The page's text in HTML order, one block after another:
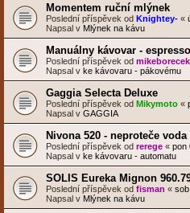
Momentem ruční mlýnek
Poslední příspěvek od Knightey- «
Napsal v Mlýnek na kávu
Manuálny kávovar - espresso
Poslední příspěvek od mikeborecek
Napsal v ke kávovaru - pákovému
Gaggia Selecta Deluxe
Poslední příspěvek od Mikymoto «
Napsal v GAGGIA
Nivona 520 - neproteče
Poslední příspěvek od rerege « pon
Napsal v ke kávovaru - automatu
SOLIS Eureka Mignon
Poslední příspěvek od fisman «
Napsal v Mlýnek na kávu